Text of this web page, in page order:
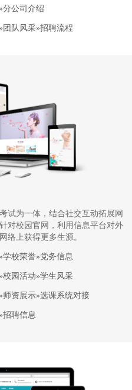
分公司介绍
团队风采»招聘流程
试为一体，结合社交互动拓展网
对校园官网，利用信息平台对外
络上获得更多生源。
校荣誉»党务信息
校园活动»学生风采
师资展示»选课系统对接
招聘信息